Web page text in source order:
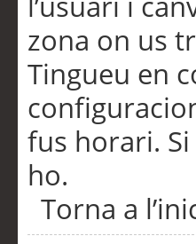
zona on us
Tingueu en
fus horari.
ho.
Torna a